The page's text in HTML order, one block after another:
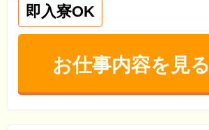
即入寮OK
お仕事内容を見る